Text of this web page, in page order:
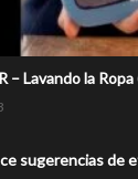
– Lavando la
sugerencias de